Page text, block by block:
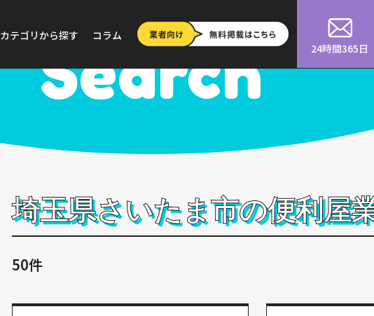
カテゴリから探す
コラム
24時間365日
Search
埼玉県さいたま市の便利屋
50件